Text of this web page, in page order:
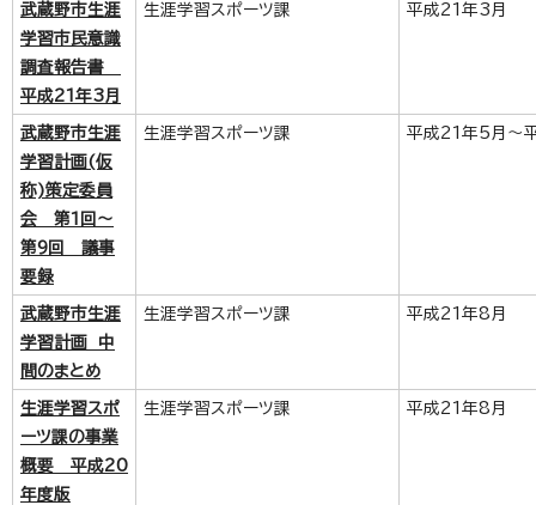
武蔵野市生涯
学習市民意識
調査報告書
平成21年3月
生涯学習スポーツ課 平成21年3月
武蔵野市生涯
学習計画(仮
称)策定委員
会 第1回～
第9回 議事
要録
生涯学習スポーツ課 平成21年5月～
武蔵野市生涯
学習計画 中
間のまとめ
生涯学習スポーツ課 平成21年8月
生涯学習スポ
ーツ課の事業
概要 平成20
年度版
生涯学習スポーツ課 平成21年8月